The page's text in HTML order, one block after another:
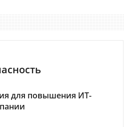
для повышения ИТ-